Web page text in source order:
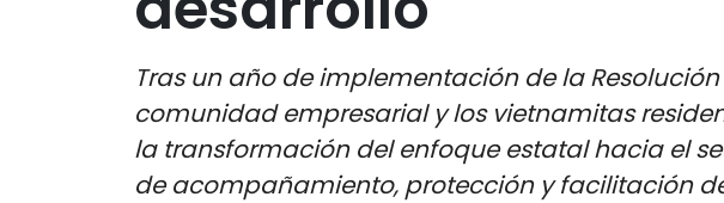
Tras un año de implementación de la
comunidad empresarial y los vietnamitas
la transformación del enfoque estatal hacia el
de acompañamiento, protección y facilitación